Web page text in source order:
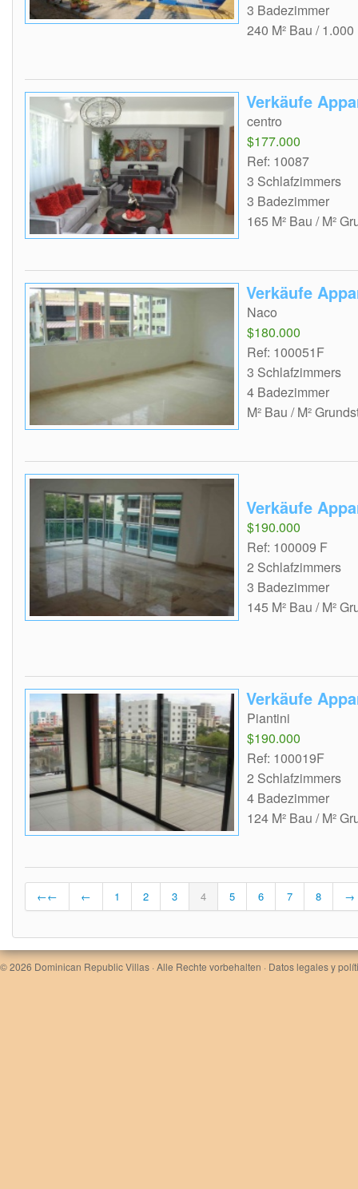
3 Badezimmer
240 M² Bau /
Verkäufe
centro
$177.000
Ref: 10087
3 Schlafzimmers
3 Badezimmer
165 M² Bau / M²
Verkäufe
Naco
$180.000
Ref: 100051F
3 Schlafzimmers
4 Badezimmer
M² Bau / M²
Verkäufe
$190.000
Ref: 100009 F
2 Schlafzimmers
3 Badezimmer
145 M² Bau / M²
Verkäufe
Piantini
$190.000
Ref: 100019F
2 Schlafzimmers
4 Badezimmer
124 M² Bau / M²
←← ← 1 2 3 4 5 6 7 8 →
© 2026 Dominican Republic Villas · Alle Rechte vorbehalten · Datos legales y